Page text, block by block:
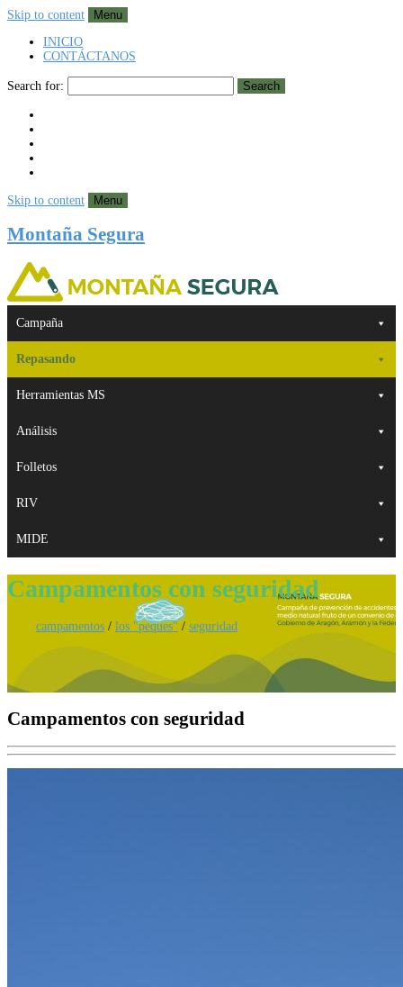
Skip to content
Menu
INICIO
CONTÁCTANOS
Search for: Search
Skip to content Menu
Montaña Segura
Campaña
Repasando
Herramientas MS
Análisis
Folletos
RIV
MIDE
Campamentos con seguridad
campamentos / los "peques" / seguridad
Campamentos con seguridad